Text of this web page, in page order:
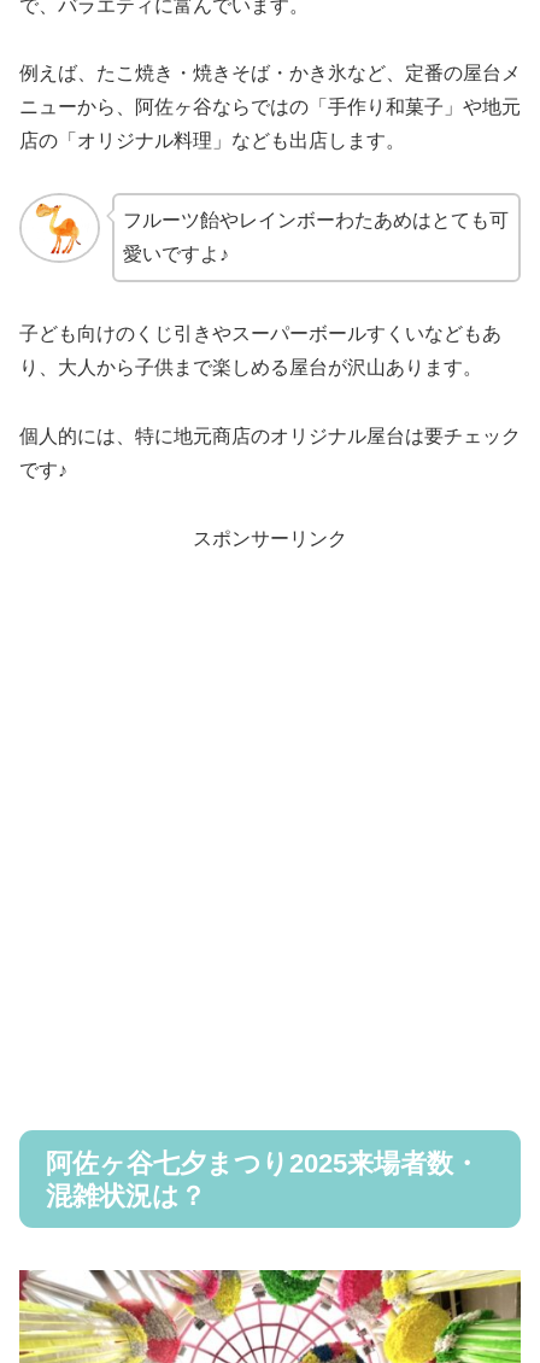
で、バラエティに富んでいます。
例えば、たこ焼き・焼きそば・かき氷など、定番の屋台メ
ニューから、阿佐ヶ谷ならではの「手作り和菓子」や地元
店の「オリジナル料理」なども出店します。
フルーツ飴やレインボーわたあめはとても可
愛いですよ♪
子ども向けのくじ引きやスーパーボールすくいなどもあ
り、大人から子供まで楽しめる屋台が沢山あります。
個人的には、特に地元商店のオリジナル屋台は要チェック
です♪
スポンサーリンク
阿佐ヶ谷七夕まつり2025来場者数・
混雑状況は？